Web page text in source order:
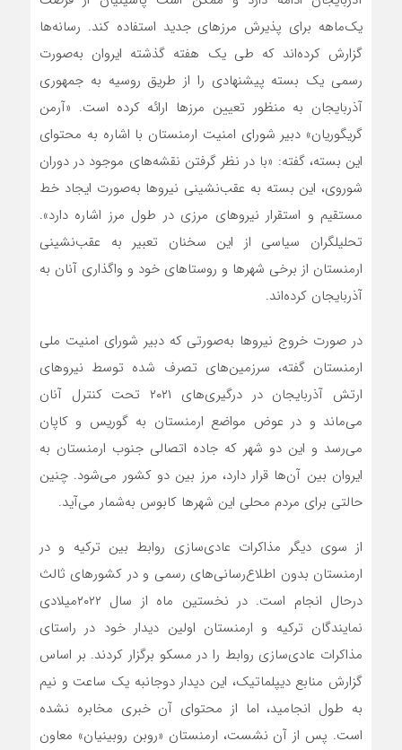
یک‌ماهه برای پذیرش مرزهای جدید استفاده کند. رسانه‌ها
گزارش کرده‌اند که طی یک ‌هفته گذشته ایروان به‌صورت
رسمی یک بسته پیشنهادی را از طریق روسیه به جمهوری
آذربایجان به منظور تعیین مرزها ارائه کرده است. «آرمن
گریگوریان» دبیر شورای امنیت ارمنستان با اشاره به محتوای
این بسته، گفته: «با در نظر گرفتن نقشه‌های موجود در دوران
شوروی، این بسته به عقب‌نشینی نیروها به‌صورت ایجاد خط
مستقیم و استقرار نیروهای مرزی در طول مرز اشاره دارد».
تحلیلگران سیاسی از این سخنان تعبیر به عقب‌نشینی
ارمنستان از برخی شهرها و روستاهای خود و واگذاری آنان به
آذربایجان کرده‌اند.
در صورت خروج نیروها به‌صورتی که دبیر شورای امنیت ملی
ارمنستان گفته، سرزمین‌های تصرف شده توسط نیروهای
ارتش آذربایجان در درگیری‌های ۲۰۲۱ تحت کنترل آنان
می‌ماند و در عوض مواضع ارمنستان به گوریس و کاپان
می‌رسد و این دو شهر که جاده اتصالی جنوب ارمنستان به
ایروان بین آن‌ها قرار دارد، مرز بین دو کشور می‌شود. چنین
حالتی برای مردم محلی این شهرها کابوس به‌شمار می‌آید.
از سوی دیگر مذاکرات عادی‌سازی روابط بین ترکیه و در
ارمنستان بدون اطلاع‌رسانی‌های رسمی و در کشورهای ثالث
درحال انجام است. در نخستین ماه از سال ۲۰۲۲میلادی
نمایندگان ترکیه و ارمنستان اولین دیدار خود در راستای
مذاکرات عادی‌سازی روابط را در مسکو برگزار کردند. بر اساس
گزارش منابع دیپلماتیک، این دیدار دوجانبه یک ساعت و نیم
به طول انجامید، اما از محتوای آن خبری مخابره نشده
است. پس از آن نشست، ارمنستان «روبن روبینیان» معاون